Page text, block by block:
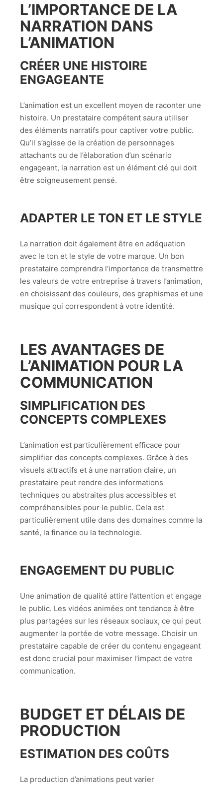
L’IMPORTANCE DE LA
NARRATION DANS
L’ANIMATION
CRÉER UNE HISTOIRE
ENGAGEANTE
L’animation est un excellent moyen de raconter une
histoire. Un prestataire compétent saura utiliser
des éléments narratifs pour captiver votre public.
Qu’il s’agisse de la création de personnages
attachants ou de l’élaboration d’un scénario
engageant, la narration est un élément clé qui doit
être soigneusement pensé.
ADAPTER LE TON ET LE STYLE
La narration doit également être en adéquation
avec le ton et le style de votre marque. Un bon
prestataire comprendra l’importance de transmettre
les valeurs de votre entreprise à travers l’animation,
en choisissant des couleurs, des graphismes et une
musique qui correspondent à votre identité.
LES AVANTAGES DE
L’ANIMATION POUR LA
COMMUNICATION
SIMPLIFICATION DES
CONCEPTS COMPLEXES
L’animation est particulièrement efficace pour
simplifier des concepts complexes. Grâce à des
visuels attractifs et à une narration claire, un
prestataire peut rendre des informations
techniques ou abstraites plus accessibles et
compréhensibles pour le public. Cela est
particulièrement utile dans des domaines comme la
santé, la finance ou la technologie.
ENGAGEMENT DU PUBLIC
Une animation de qualité attire l’attention et engage
le public. Les vidéos animées ont tendance à être
plus partagées sur les réseaux sociaux, ce qui peut
augmenter la portée de votre message. Choisir un
prestataire capable de créer du contenu engageant
est donc crucial pour maximiser l’impact de votre
communication.
BUDGET ET DÉLAIS DE
PRODUCTION
ESTIMATION DES COÛTS
La production d’animations peut varier